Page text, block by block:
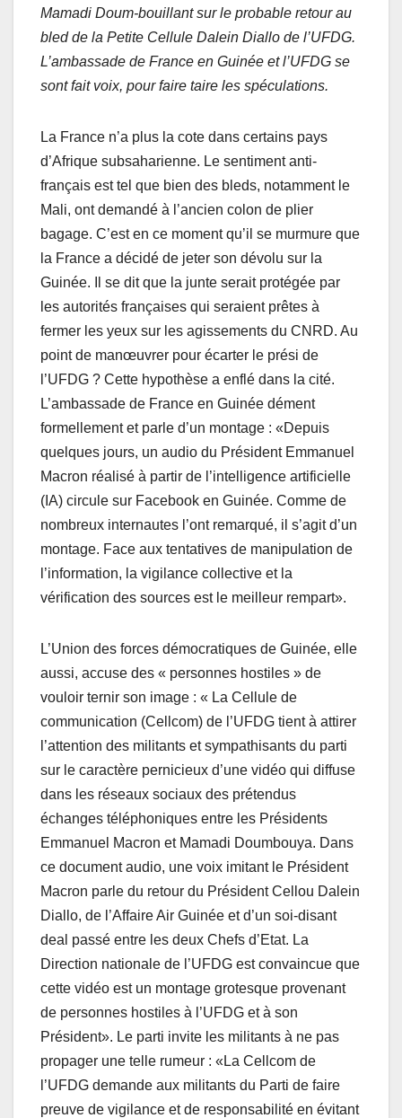
Mamadi Doum-bouillant sur le probable retour au
bled de la Petite Cellule Dalein Diallo de l’UFDG.
L’ambassade de France en Guinée et l’UFDG se
sont fait voix, pour faire taire les spéculations.
La France n’a plus la cote dans certains pays
d’Afrique subsaharienne. Le sentiment anti-
français est tel que bien des bleds, notamment le
Mali, ont demandé à l’ancien colon de plier
bagage. C’est en ce moment qu’il se murmure que
la France a décidé de jeter son dévolu sur la
Guinée. Il se dit que la junte serait protégée par
les autorités françaises qui seraient prêtes à
fermer les yeux sur les agissements du CNRD. Au
point de manœuvrer pour écarter le prési de
l’UFDG ? Cette hypothèse a enflé dans la cité.
L’ambassade de France en Guinée dément
formellement et parle d’un montage : «Depuis
quelques jours, un audio du Président Emmanuel
Macron réalisé à partir de l’intelligence artificielle
(IA) circule sur Facebook en Guinée. Comme de
nombreux internautes l’ont remarqué, il s’agit d’un
montage. Face aux tentatives de manipulation de
l’information, la vigilance collective et la
vérification des sources est le meilleur rempart».
L’Union des forces démocratiques de Guinée, elle
aussi, accuse des « personnes hostiles » de
vouloir ternir son image : « La Cellule de
communication (Cellcom) de l’UFDG tient à attirer
l’attention des militants et sympathisants du parti
sur le caractère pernicieux d’une vidéo qui diffuse
dans les réseaux sociaux des prétendus
échanges téléphoniques entre les Présidents
Emmanuel Macron et Mamadi Doumbouya. Dans
ce document audio, une voix imitant le Président
Macron parle du retour du Président Cellou Dalein
Diallo, de l’Affaire Air Guinée et d’un soi-disant
deal passé entre les deux Chefs d’Etat. La
Direction nationale de l’UFDG est convaincue que
cette vidéo est un montage grotesque provenant
de personnes hostiles à l’UFDG et à son
Président». Le parti invite les militants à ne pas
propager une telle rumeur : «La Cellcom de
l’UFDG demande aux militants du Parti de faire
preuve de vigilance et de responsabilité en évitant